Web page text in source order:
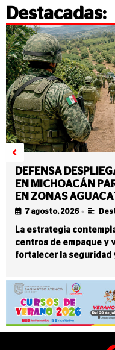
Destacadas:
DEFENSA
EN MICHOACÁN
EN ZONAS
7 agosto, 2026 •
La estrategia
centros de empaque y
fortalecer la seguridad